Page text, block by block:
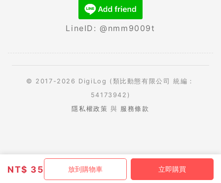
NT$ 35 放到購物車 立即購買
LineID: @nmm9009t
© 2017-2026 DigiLog (類比動態有限公司 統編：
54173942)
隱私權政策 與 服務條款